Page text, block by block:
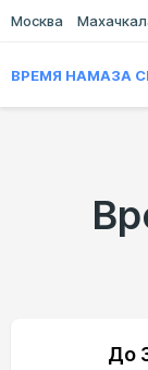
Москва
ВРЕМЯ НАМАЗА
До